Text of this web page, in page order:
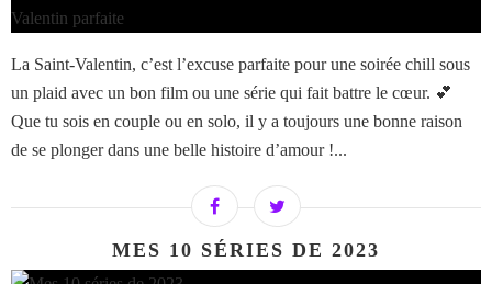
La Saint-Valentin, c’est l’excuse parfaite pour une soirée chill sous
un plaid avec un bon film ou une série qui fait battre le cœur. 💕
Que tu sois en couple ou en solo, il y a toujours une bonne raison
de se plonger dans une belle histoire d’amour !...
MES 10 SÉRIES DE 2023